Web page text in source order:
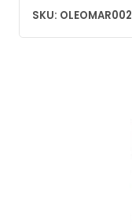
SKU: OLEOMAR002